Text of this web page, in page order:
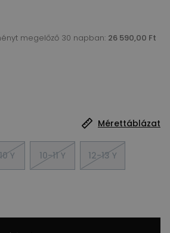
megelőző 30 napban: 26 590,00 Ft
Mérettáblázat
Y 10-11 Y 12-13 Y